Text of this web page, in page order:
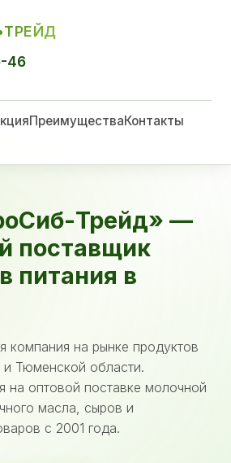
46
ПреимуществаКонтакты
Трейд» —
поставщик
питания в
компания на рынке продуктов
Тюменской области.
на оптовой поставке молочной
масла, сыров и
с 2001 года.